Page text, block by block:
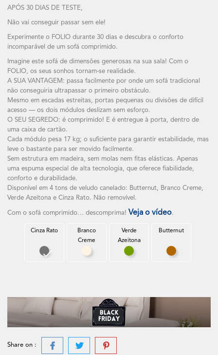
APÓS 30 DIAS DE TESTE,
Não vai conseguir passar sem ele!
Experimente o FOLIO durante 30 dias e descubra o conforto
incomparável de um sofá comprimido.
Imagine este sofá de dimensões generosas na sua sala! Com o
FOLIO, os seus sonhos tornam-se realidade.
A SUA VANTAGEM: passa facilmente por onde um sofá tradicional
não conseguiria ultrapassar o primeiro obstáculo.
Mesmo em escadas estreitas, portas pequenas ou divisões de difícil
acesso — os dois módulos deslizam sem esforço.
O SEU SEGREDO: é comprimido! E é entregue à porta, dentro de
uma caixa de cartão.
Cada módulo pesa 17 kg; o suficiente para garantir estabilidade, mas
leve o bastante para ser movido facilmente.
Sem estrutura em madeira, sem molas nem fitas elásticas. Apenas
uma espuma especial de alta tecnologia, que oferece fiabilidade,
conforto e durabilidade.
Disponível em 4 tons de veludo canelado: Butternut, Branco Creme,
Verde Azeitona e Cinza Rato. Não removível.
Com o sofá comprimido… descomprima! Veja o vídeo.
Cinza Rato
Cinza Rato
Branco
Creme
Branco Creme
Verde
Azeitona
Verde Azeitona
Butternut
Butternut
Share on :